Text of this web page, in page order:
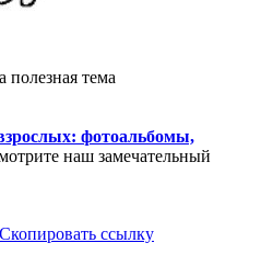
тема
фотоальбомы,
наш замечательный
Скопировать ссылку